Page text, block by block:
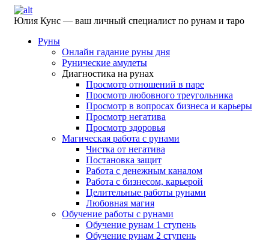
Юлия Кунс — ваш личный специалист по рунам и таро
Руны
Онлайн гадание руны дня
Рунические амулеты
Диагностика на рунах
Просмотр отношений в паре
Просмотр любовного треугольника
Просмотр в вопросах бизнеса и карьеры
Просмотр негатива
Просмотр здоровья
Магическая работа с рунами
Чистка от негатива
Постановка защит
Работа с денежным каналом
Работа с бизнесом, карьерой
Целительные работы рунами
Любовная магия
Обучение работы с рунами
Обучение рунам 1 ступень
Обучение рунам 2 ступень